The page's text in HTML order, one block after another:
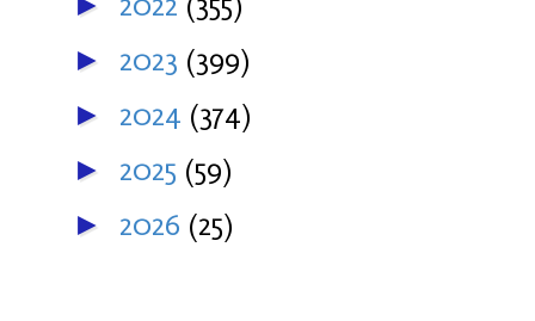
► 2023 (399)
► 2024 (374)
► 2025 (59)
► 2026 (25)